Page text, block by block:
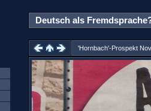
Deutsch als
'Hornbach'-Prospekt